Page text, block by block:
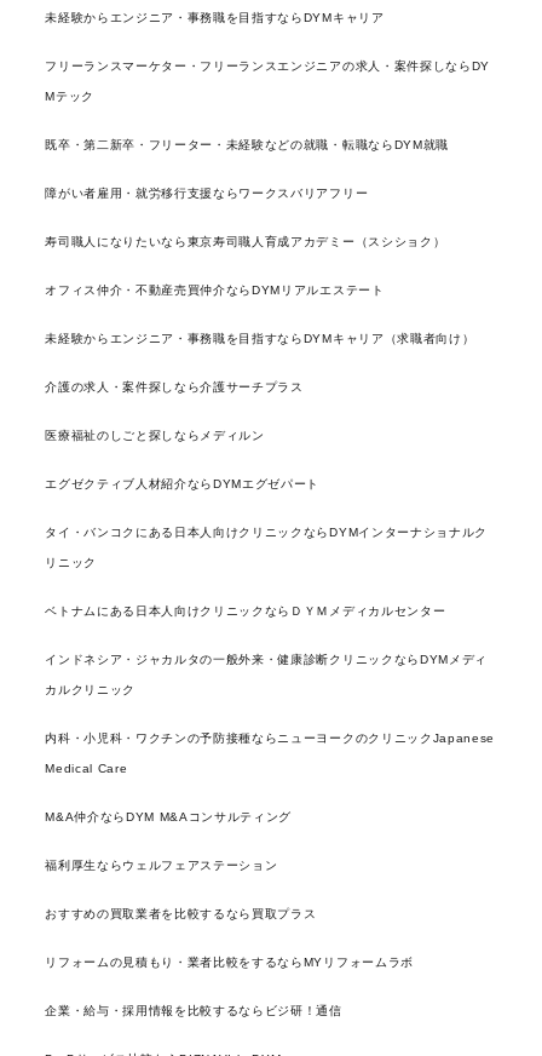
未経験からエンジニア・事務職を目指すならDYMキャリア
フリーランスマーケター・フリーランスエンジニアの求人・案件探しならDY
Mテック
既卒・第二新卒・フリーター・未経験などの就職・転職ならDYM就職
障がい者雇用・就労移行支援ならワークスバリアフリー
寿司職人になりたいなら東京寿司職人育成アカデミー（スシショク）
オフィス仲介・不動産売買仲介ならDYMリアルエステート
未経験からエンジニア・事務職を目指すならDYMキャリア（求職者向け）
介護の求人・案件探しなら介護サーチプラス
医療福祉のしごと探しならメディルン
エグゼクティブ人材紹介ならDYMエグゼパート
タイ・バンコクにある日本人向けクリニックならDYMインターナショナルク
リニック
ベトナムにある日本人向けクリニックならＤＹＭメディカルセンター
インドネシア・ジャカルタの一般外来・健康診断クリニックならDYMメディ
カルクリニック
内科・小児科・ワクチンの予防接種ならニューヨークのクリニックJapanese
Medical Care
M&A仲介ならDYM M&Aコンサルティング
福利厚生ならウェルフェアステーション
おすすめの買取業者を比較するなら買取プラス
リフォームの見積もり・業者比較をするならMYリフォームラボ
企業・給与・採用情報を比較するならビジ研！通信